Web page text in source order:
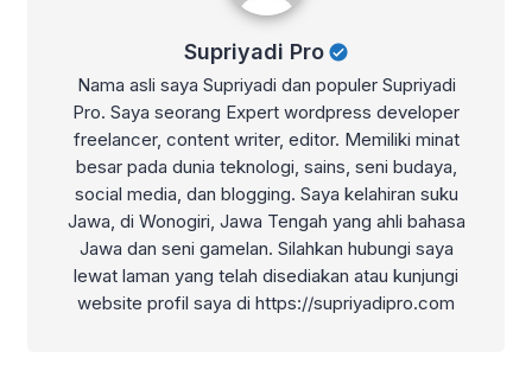
Supriyadi Pro
Nama asli saya Supriyadi dan populer Supriyadi
Pro. Saya seorang Expert wordpress developer
freelancer, content writer, editor. Memiliki minat
besar pada dunia teknologi, sains, seni budaya,
social media, dan blogging. Saya kelahiran suku
Jawa, di Wonogiri, Jawa Tengah yang ahli bahasa
Jawa dan seni gamelan. Silahkan hubungi saya
lewat laman yang telah disediakan atau kunjungi
website profil saya di https://supriyadipro.com